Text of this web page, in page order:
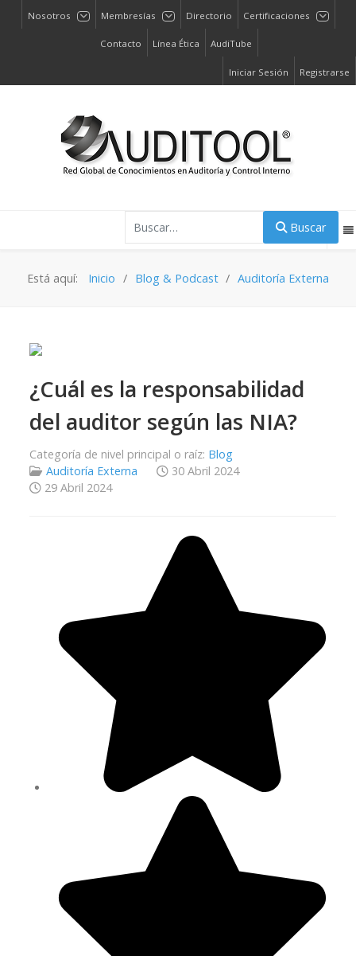
Nosotros Membresías Directorio Certificaciones
Contacto Línea Ética AudiTube
Iniciar Sesión Registrarse
Buscar
Está aquí: Inicio Blog & Podcast Auditoría Externa
¿Cuál es la responsabilidad
del auditor según las NIA?
Categoría de nivel principal o raíz: Blog
Auditoría Externa
30 Abril 2024
29 Abril 2024